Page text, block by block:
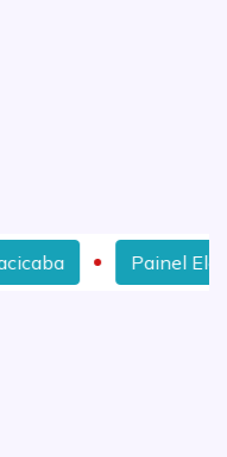
Elétrico Adequado